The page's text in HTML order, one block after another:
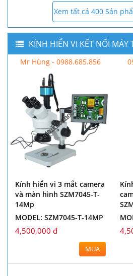
Xem tất cả 400 Sản
KÍNH HIỂN VI KẾT NỐI MÁY
Mr Hùng - 0988.685.856
Kính hiển vi 3 mắt camera
và màn hình SZM7045-T-
14Mp
MODEL: SZM7045-T-14MP
4,500,000 đ
MUA